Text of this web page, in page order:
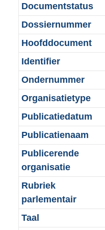
i
e
i
f
o
r
m
a
a
t
3
8
6
K
b
Documentstatus
Dossiernummer
Hoofddocument
Identifier
Ondernummer
Organisatietype
Publicatiedatum
Publicatienaam
Publicerende
organisatie
Rubriek
parlementair
Taal